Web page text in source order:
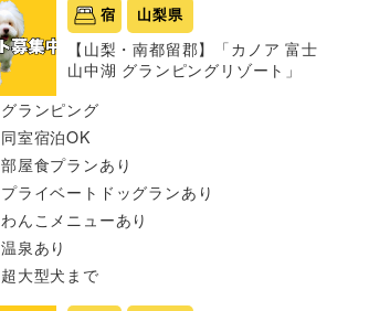
宿 山梨県
【山梨・南都留郡】「カノア 富士
山中湖 グランピングリゾート」
グランピング
同室宿泊OK
部屋食プランあり
プライベートドッグランあり
わんこメニューあり
温泉あり
超大型犬まで